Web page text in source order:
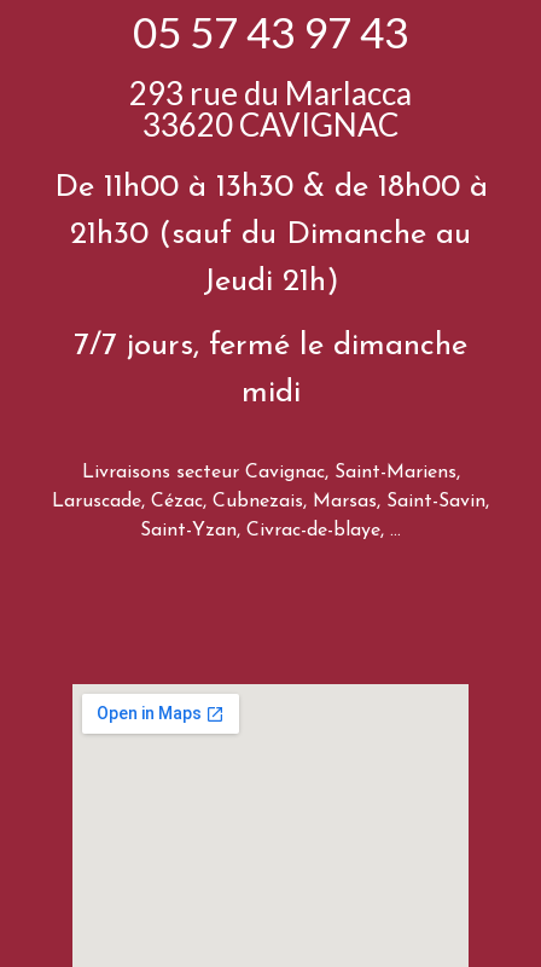
05 57 43 97 43
293 rue du Marlacca
33620 CAVIGNAC
De 11h00 à 13h30 & de 18h00 à
21h30 (sauf du Dimanche au
Jeudi 21h)
7/7 jours, fermé le dimanche
midi
Livraisons secteur Cavignac, Saint-Mariens,
Laruscade, Cézac, Cubnezais, Marsas, Saint-Savin,
Saint-Yzan, Civrac-de-blaye, …